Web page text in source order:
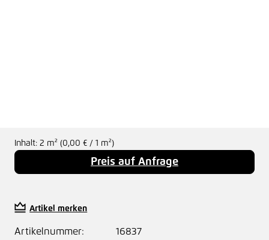
Inhalt: 2 m² (0,00 € / 1 m²)
Preis auf Anfrage
Artikel merken
Artikelnummer:
16837